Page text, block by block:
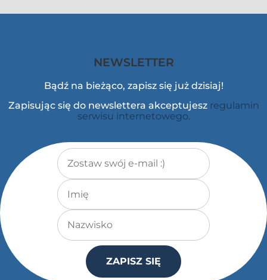
NEWSLETTER
Bądź na bieżąco, zapisz się już dzisiaj!
Zapisując się do newslettera akceptujesz regulamin
serwisu internetowego.
Adres e-mail*
Imię
Nazwisko
ZAPISZ SIĘ